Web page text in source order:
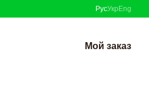
РусУкр Eng
Мой заказ